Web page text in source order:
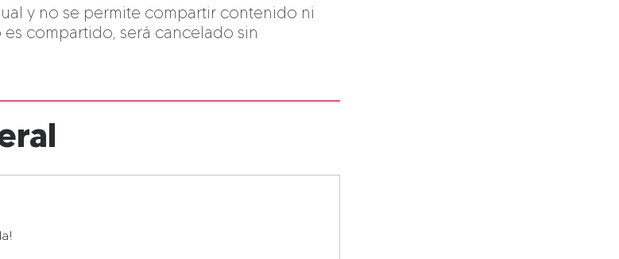
y no se permite compartir contenido ni
es compartido, será cancelado sin